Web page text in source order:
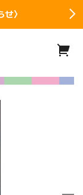
〉